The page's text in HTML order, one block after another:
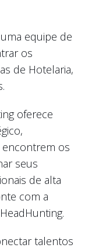
equipe de
os
de Hotelaria,
oferece
os
seus
de alta
com a
talentos